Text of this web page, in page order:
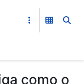
como o